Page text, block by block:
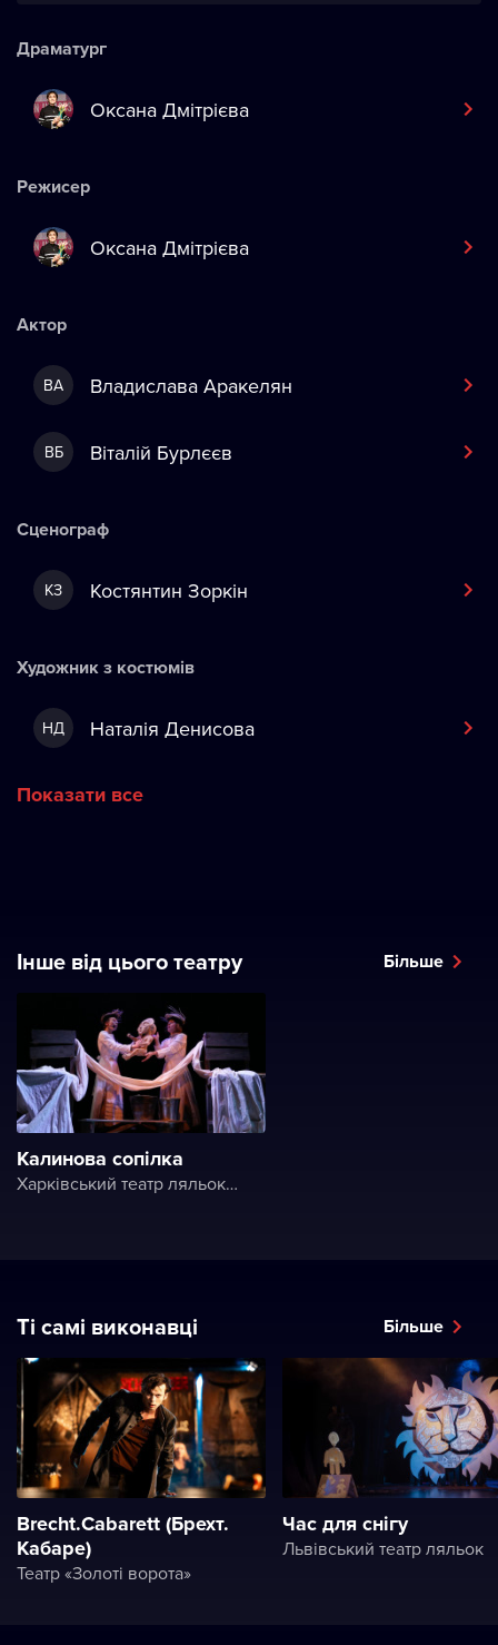
Драматург
Оксана Дмітрієва
Режисер
Оксана Дмітрієва
Актор
ВА Владислава Аракелян
ВБ Віталій Бурлєєв
Сценограф
КЗ Костянтин Зоркін
Художник з костюмів
НД Наталія Денисова
Показати все
Інше від цього театру Більше
Калинова сопілка
Харківський театр ляльок ім. В. А. Афанасьєва
Ті самі виконавці Більше
Brecht.Cabarett (Брехт.
Кабаре)
Театр «Золоті ворота»
Час для снігу
Львівський театр ляльок